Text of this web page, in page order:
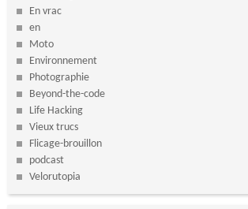
En vrac
en
Moto
Environnement
Photographie
Beyond-the-code
Life Hacking
Vieux trucs
Flicage-brouillon
podcast
Velorutopia